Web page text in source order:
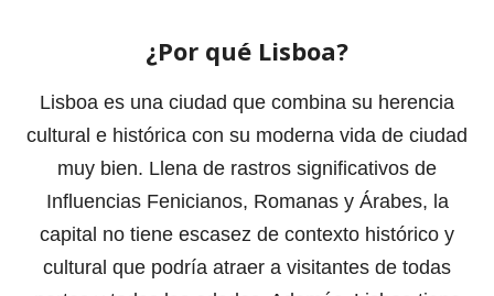
¿Por qué Lisboa?
Lisboa es una ciudad que combina su herencia
cultural e histórica con su moderna vida de ciudad
muy bien. Llena de rastros significativos de
Influencias Fenicianos, Romanas y Árabes, la
capital no tiene escasez de contexto histórico y
cultural que podría atraer a visitantes de todas